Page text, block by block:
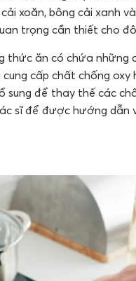
xoăn, bông cải xanh
trọng cần thiết cho
thức ăn có chứa những
cấp chất chống
sung để thay thế các
sĩ để được hướng